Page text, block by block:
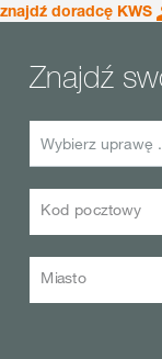
znajdź doradcę KWS
Znajdź
Wybierz uprawę
Kod pocztowy
Miasto